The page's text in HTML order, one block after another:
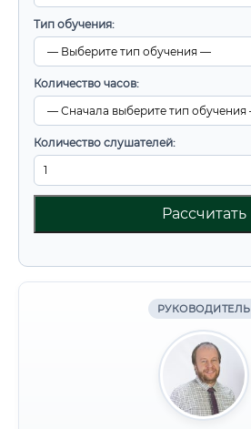
Тип обучения:
Количество часов:
Количество слушателей:
Рассчитать
РУКОВОДИТЕЛЬ